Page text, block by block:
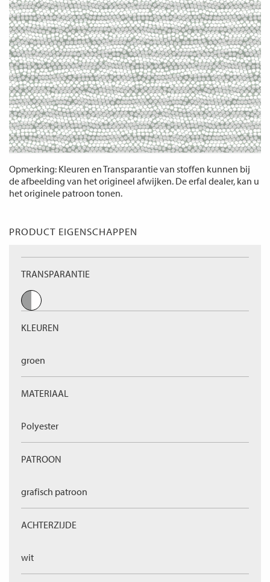
Opmerking: Kleuren en Transparantie van stoffen kunnen bij
de afbeelding van het origineel afwijken. De erfal dealer, kan u
het originele patroon tonen.
PRODUCT EIGENSCHAPPEN
TRANSPARANTIE
KLEUREN
groen
MATERIAAL
Polyester
PATROON
grafisch patroon
ACHTERZIJDE
wit